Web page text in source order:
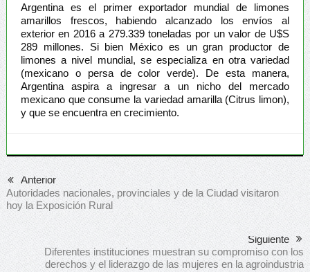
Argentina es el primer exportador mundial de limones
amarillos frescos, habiendo alcanzado los envíos al
exterior en 2016 a 279.339 toneladas por un valor de U$S
289 millones. Si bien México es un gran productor de
limones a nivel mundial, se especializa en otra variedad
(mexicano o persa de color verde). De esta manera,
Argentina aspira a ingresar a un nicho del mercado
mexicano que consume la variedad amarilla (Citrus limon),
y que se encuentra en crecimiento.
Anterior
Autoridades nacionales, provinciales y de la Ciudad visitaron
hoy la Exposición Rural
Siguiente
Diferentes instituciones muestran su compromiso con los
derechos y el liderazgo de las mujeres en la agroindustria